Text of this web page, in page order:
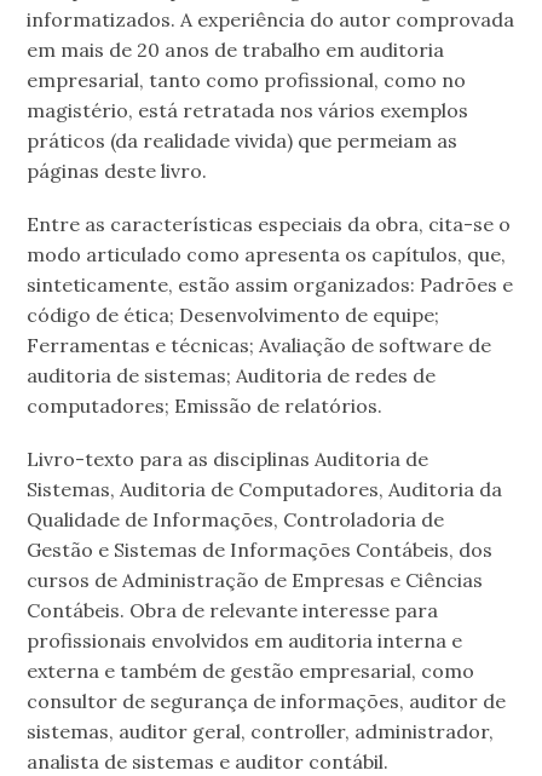
informatizados. A experiência do autor comprovada
em mais de 20 anos de trabalho em auditoria
empresarial, tanto como profissional, como no
magistério, está retratada nos vários exemplos
práticos (da realidade vivida) que permeiam as
páginas deste livro.
Entre as características especiais da obra, cita-se o
modo articulado como apresenta os capítulos, que,
sinteticamente, estão assim organizados: Padrões e
código de ética; Desenvolvimento de equipe;
Ferramentas e técnicas; Avaliação de software de
auditoria de sistemas; Auditoria de redes de
computadores; Emissão de relatórios.
Livro-texto para as disciplinas Auditoria de
Sistemas, Auditoria de Computadores, Auditoria da
Qualidade de Informações, Controladoria de
Gestão e Sistemas de Informações Contábeis, dos
cursos de Administração de Empresas e Ciências
Contábeis. Obra de relevante interesse para
profissionais envolvidos em auditoria interna e
externa e também de gestão empresarial, como
consultor de segurança de informações, auditor de
sistemas, auditor geral, controller, administrador,
analista de sistemas e auditor contábil.